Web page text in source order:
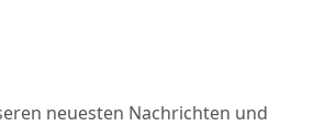
neuesten Nachrichten und